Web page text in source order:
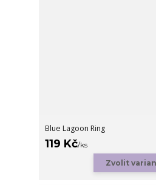
Blue Lagoon Ring
119 Kč/ks
Zvolit